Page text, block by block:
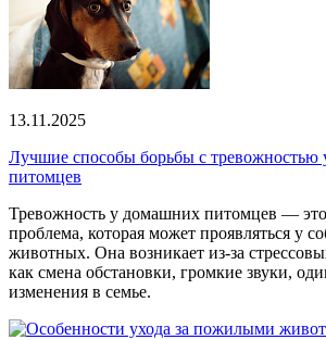
13.11.2025
Лучшие способы борьбы с тревожностью
питомцев
Тревожность у домашних питомцев — это
проблема, которая может проявляться у
животных. Она возникает из-за
как смена обстановки, громкие звуки,
изменения в семье.